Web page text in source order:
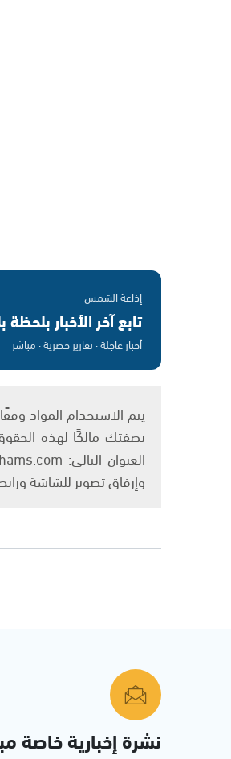
إذاعة الشمس
تابع آخر الأخبار
أخبار عاجلة · تقارير حصرية · مباشر
بصفتك مالكًا لهذه
وإرفاق تصوير للشاشة
نشرة إخبارية خاصة